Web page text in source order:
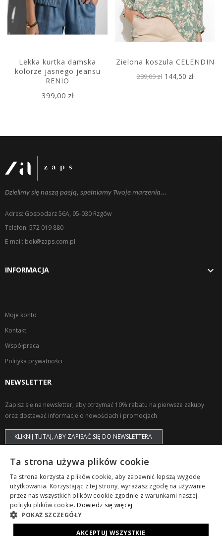
Lekka kurtka damska
kolorze jasnego jeansu
RENIO
399,00 zł
Zielona koszula CELENDIN
289,00 zł 144,50 zł
Dzielimy się naszą pasją, spełniamy Twoje marzenia...
Adres: Gospodarz 56A, 95-030 Rzgów
Telefon: 572 019 880
E-mail: bok@zaps.com.pl
INFORMACJA 
Moje konto
Kontakt
Współpraca
Polityka prywatności
NEWSLETTER
Zapisz się na newsletter, aby otrzymać 10% rabatu na pierwsze zakupy
oraz dostawać informacje o nowościach i promocjach
KLIKNIJ TUTAJ, ABY ZAPISAĆ SIĘ DO NEWSLETTERA
Copyright © ZAPS. All Rights Reserved.
Ta strona używa plików cookie
Ta strona korzysta z plików cookie, aby zapewnić lepszą wygodę
użytkowania. Korzystając z tej strony, wyrażasz zgodę na używanie
przez nas wszystkich plików cookie zgodnie z warunkami naszej
polityki plików cookie.Dowiedz się więcej
POKAŻ SZCZEGÓŁY
AKCEPTUJ WSZYSTKIE